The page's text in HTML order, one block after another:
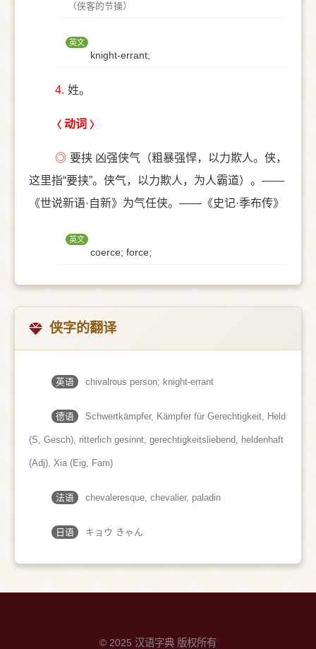
（侠客的节操）
英文
knight-errant;
4. 姓。
动词
◎ 要挟 凶强侠气（粗暴强悍，以力欺人。侠，
这里指“要挟”。侠气，以力欺人，为人霸道）。——
《世说新语·自新》为气任侠。——《史记·季布传》
英文
coerce; force;
侠字的翻译
英语 chivalrous person; knight-errant
德语 Schwertkämpfer, Kämpfer für Gerechtigkeit, Held
(S, Gesch)​, ritterlich gesinnt, gerechtigkeitsliebend, heldenhaft
(Adj)​, Xia (Eig, Fam)
法语 chevaleresque, chevalier, paladin
日语 キョウ きゃん
© 2025 汉语字典 版权所有